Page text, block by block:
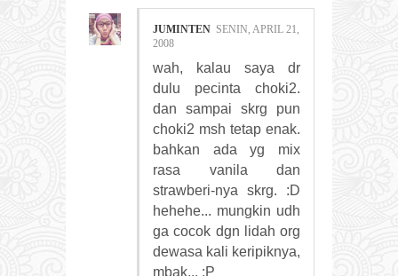
JUMINTEN SENIN, APRIL 21,
2008
wah, kalau saya dr
dulu pecinta choki2.
dan sampai skrg pun
choki2 msh tetap enak.
bahkan ada yg mix
rasa vanila dan
strawberi-nya skrg. :D
hehehe... mungkin udh
ga cocok dgn lidah org
dewasa kali keripiknya,
mbak... :P